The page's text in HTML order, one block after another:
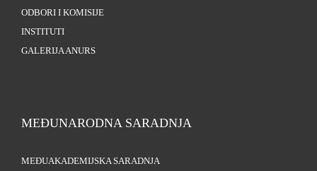
ODBORI I KOMISIJE
INSTITUTI
GALERIJA ANURS
MEĐUNARODNA SARADNJA
MEĐUAKADEMIJSKA SARADNJA